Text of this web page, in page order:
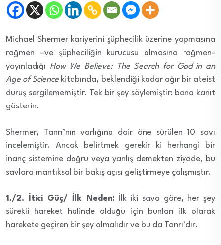
Michael Shermer kariyerini şüphecilik üzerine yapmasına
rağmen –ve şüpheciliğin kurucusu olmasına rağmen-
yayınladığı How We Believe: The Search for God in an
Age of Science kitabında, beklendiği kadar ağır bir ateist
duruş sergilememiştir. Tek bir şey söylemiştir: bana kanıt
gösterin.
Shermer, Tanrı’nın varlığına dair öne sürülen 10 savı
incelemiştir. Ancak belirtmek gerekir ki herhangi bir
inanç sistemine doğru veya yanlış demekten ziyade, bu
savlara mantıksal bir bakış açısı geliştirmeye çalışmıştır.
1./2. İtici Güç/ İlk Neden: İlk iki sava göre, her şey
sürekli hareket halinde olduğu için bunları ilk olarak
harekete geçiren bir şey olmalıdır ve bu da Tanrı’dır.